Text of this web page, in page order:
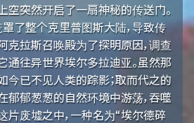
空突然开启了一扇神秘的传送门。
了整个克里普图斯大陆，导致传
克拉斯召唤殿为了探明原因，调查
通往异世界埃尔多拉迪亚。虽然那
今已不见人类的踪影；取而代之的
郁郁葱葱的自然环境中游荡，吞噬
片废墟之中，一种名为“埃尔德碎